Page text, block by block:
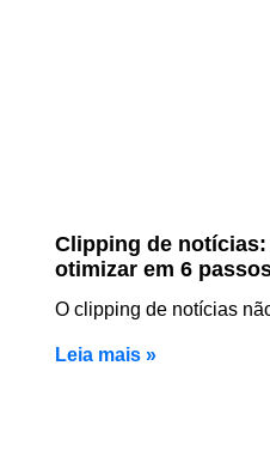
Clipping de
otimizar em 6
O clipping de notícias
Leia mais »